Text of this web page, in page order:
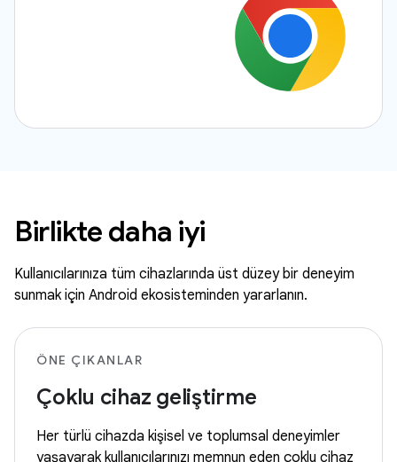
Birlikte daha iyi
Kullanıcılarınıza tüm cihazlarında üst düzey bir deneyim
sunmak için Android ekosisteminden yararlanın.
ÖNE ÇIKANLAR
Çoklu cihaz geliştirme
Her türlü cihazda kişisel ve toplumsal deneyimler
yaşayarak kullanıcılarınızı memnun eden çoklu cihaz